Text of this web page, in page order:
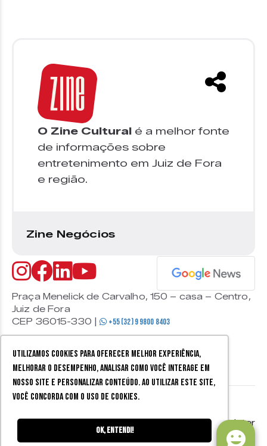
Utilizamos cookies para oferecer melhor experiência,
melhorar o desempenho, analisar como você interage em
nosso site e personalizar conteúdo. Ao utilizar este site,
você concorda com o uso de cookies.
Ok, entendi!
O Zine Cultural é a melhor fonte
de informações sobre
entretenimento em Juiz de Fora
e região.
Zine Negócios
Praça Menelick de Carvalho, 150 – casa – Centro,
Juiz de Fora
CEP 36015-330 |
+55 (32) 9 9800 8403
© 2026 Zine Cultural. Todos
os direitos reservados.
Política de
Mobister